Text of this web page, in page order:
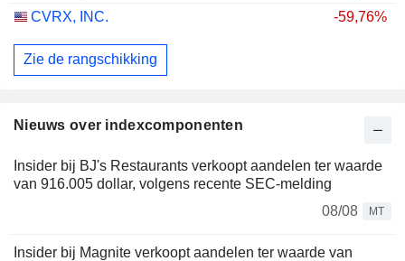
Nieuws over indexcomponenten
Insider bij BJ's Restaurants verkoopt aandelen ter waarde
van 916.005 dollar, volgens recente SEC-melding
08/08
MT
Insider bij Magnite verkoopt aandelen ter waarde van
CVRX, INC.
-59,76%
Zie de rangschikking